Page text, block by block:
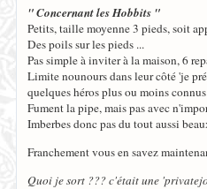
" Concernant les Hobbits "
Petits, taille moyenne 3 pieds, soit
Des poils sur les pieds ...
Pas simple à inviter à la maison, 6
Limite nounours dans leur côté 'je
quelques héros plus ou moins
Fument la pipe, mais pas avec
Imberbes donc pas du tout aussi
Franchement vous en savez
Quoi je sort ??? c'était une